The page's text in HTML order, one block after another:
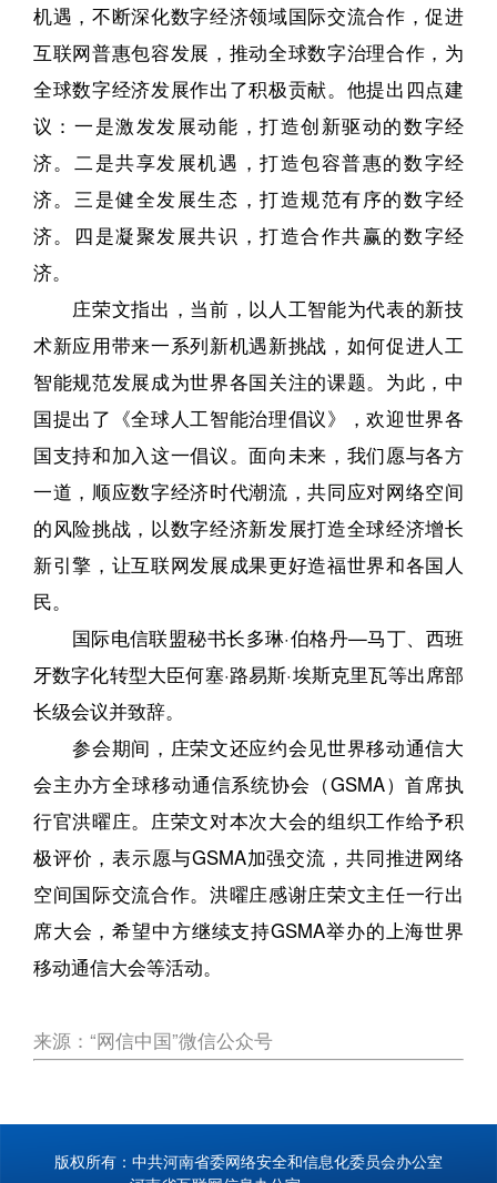
机遇，不断深化数字经济领域国际交流合作，促进
互联网普惠包容发展，推动全球数字治理合作，为
全球数字经济发展作出了积极贡献。他提出四点建
议：一是激发发展动能，打造创新驱动的数字经
济。二是共享发展机遇，打造包容普惠的数字经
济。三是健全发展生态，打造规范有序的数字经
济。四是凝聚发展共识，打造合作共赢的数字经
济。
庄荣文指出，当前，以人工智能为代表的新技
术新应用带来一系列新机遇新挑战，如何促进人工
智能规范发展成为世界各国关注的课题。为此，中
国提出了《全球人工智能治理倡议》，欢迎世界各
国支持和加入这一倡议。面向未来，我们愿与各方
一道，顺应数字经济时代潮流，共同应对网络空间
的风险挑战，以数字经济新发展打造全球经济增长
新引擎，让互联网发展成果更好造福世界和各国人
民。
国际电信联盟秘书长多琳·伯格丹—马丁、西班
牙数字化转型大臣何塞·路易斯·埃斯克里瓦等出席部
长级会议并致辞。
参会期间，庄荣文还应约会见世界移动通信大
会主办方全球移动通信系统协会（GSMA）首席执
行官洪曜庄。庄荣文对本次大会的组织工作给予积
极评价，表示愿与GSMA加强交流，共同推进网络
空间国际交流合作。洪曜庄感谢庄荣文主任一行出
席大会，希望中方继续支持GSMA举办的上海世界
移动通信大会等活动。
来源：“网信中国”微信公众号
版权所有：中共河南省委网络安全和信息化委员会办公室